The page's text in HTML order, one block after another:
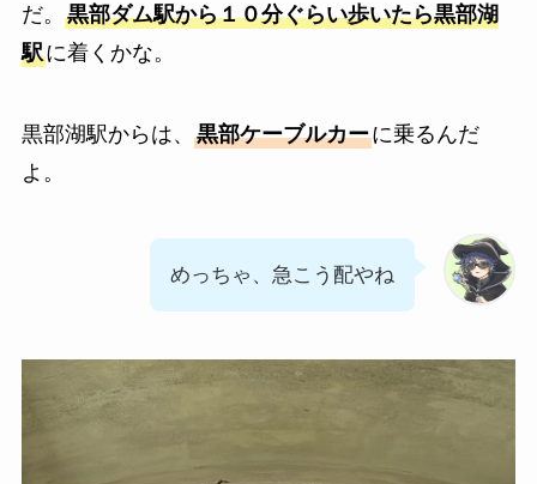
だ。 黒部ダム駅から１０分ぐらい歩いたら黒部湖
駅に着くかな。
黒部湖駅からは、 黒部ケーブルカーに乗るんだ
よ。
めっちゃ、急こう配やね